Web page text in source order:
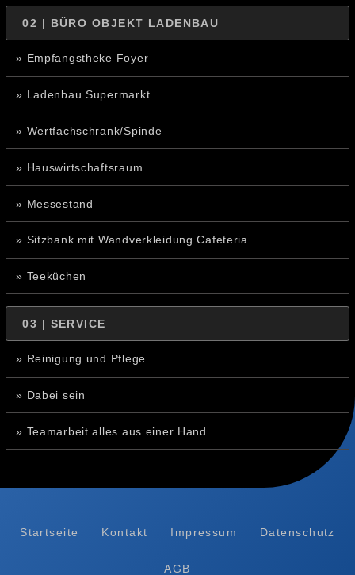
02 | BÜRO OBJEKT LADENBAU
» Empfangstheke Foyer
» Ladenbau Supermarkt
» Wertfachschrank/Spinde
» Hauswirtschaftsraum
» Messestand
» Sitzbank mit Wandverkleidung Cafeteria
» Teeküchen
03 | SERVICE
» Reinigung und Pflege
» Dabei sein
» Teamarbeit alles aus einer Hand
Startseite Kontakt Impressum Datenschutz
AGB